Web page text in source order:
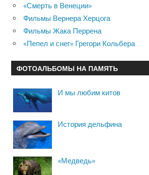
«Смерть в Венеции»
Фильмы Вернера Херцога
Фильмы Жака Перрена
«Пепел и снег» Грегори Кольбера
ФОТОАЛЬБОМЫ НА ПАМЯТЬ
И мы любим китов
История дельфина
«Медведь»